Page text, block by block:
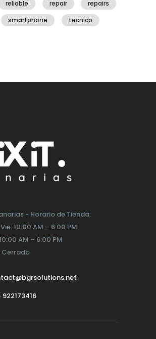
reliable repair
repairs
smartphone
tecnico
- Horario de Tienda:
10:00 AM – 6:00 PM
10:00 AM – 6:00 PM
Cerrado
922173416